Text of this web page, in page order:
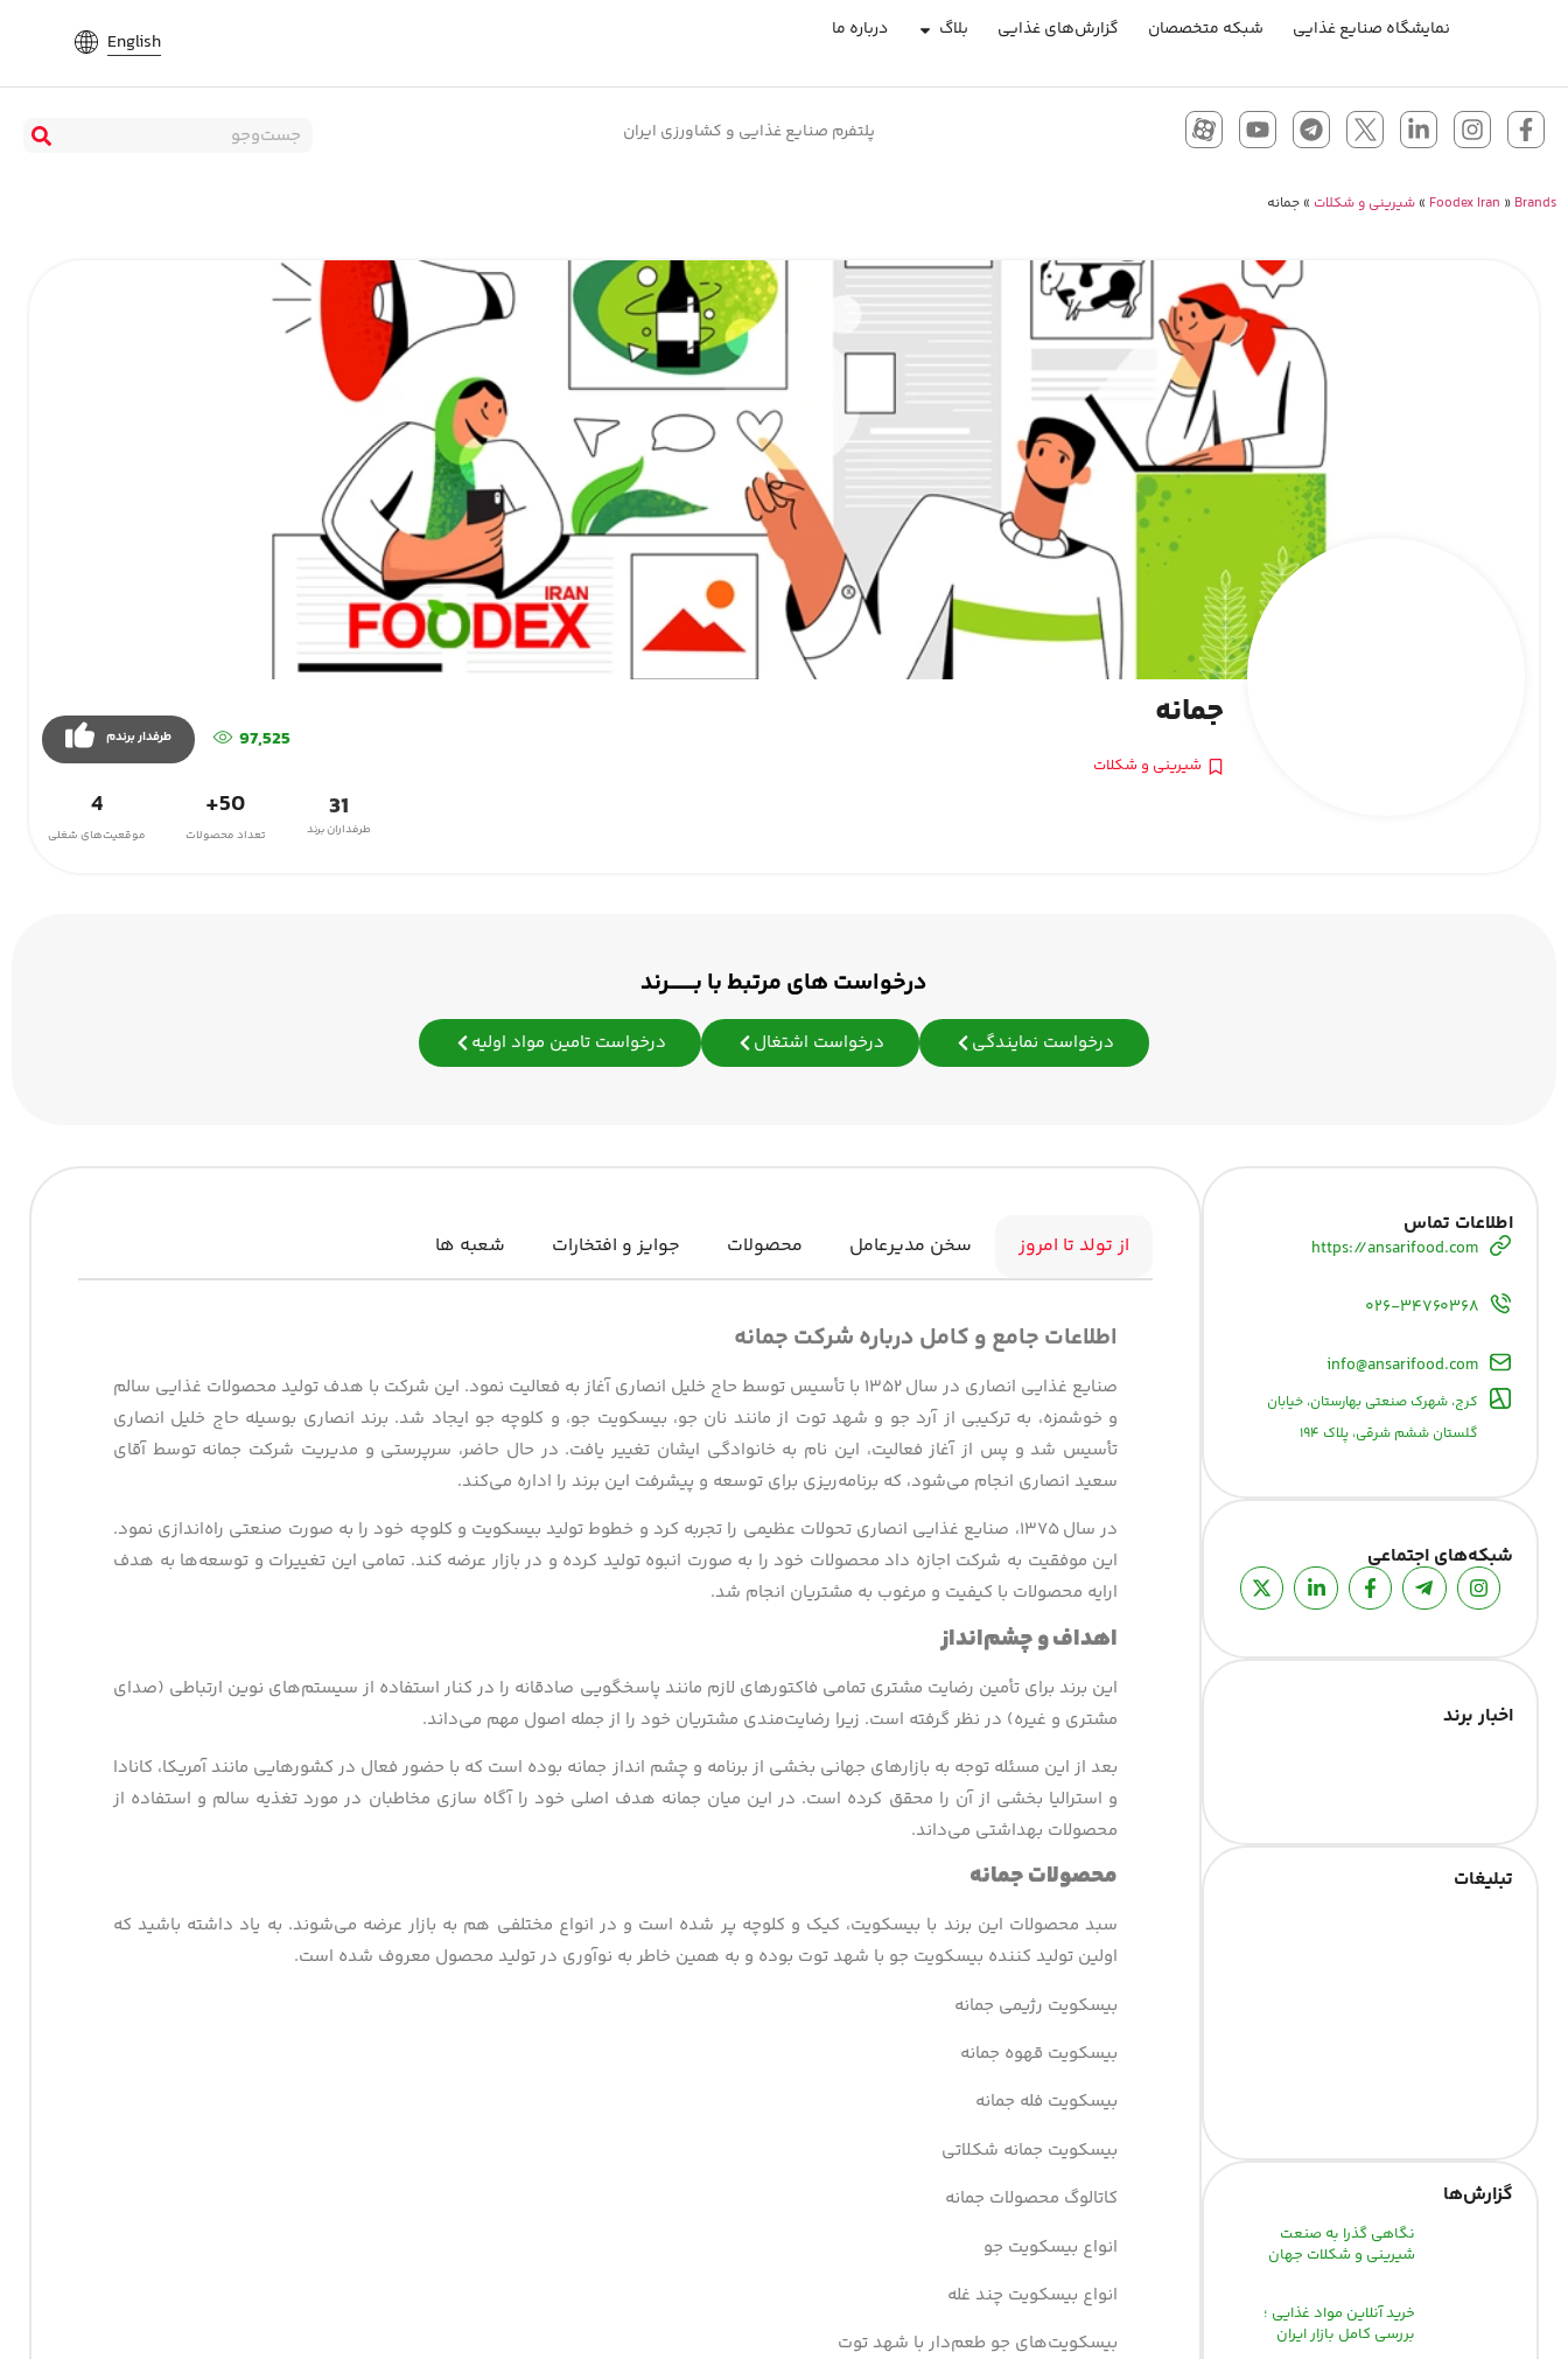
نمایشگاه صنایع غذایی شبکه متخصصان گزارش‌های غذایی بلاگ درباره ما English
پلتفرم صنایع غذایی و کشاورزی ایران
Foodex Iran » Brands
» شیرینی و شکلات » جمانه
جمانه
شیرینی و شکلات
طرفدار برندم 97,525
31
طرفداران برند
50+
تعداد محصولات
4
موقعیت‌های شغلی
درخواست های مرتبط با بـــــــرند
درخواست نمایندگی درخواست اشتغال درخواست تامین مواد اولیه
اطلاعات تماس
https://ansarifood.com
۰۲۶-۳۴۷۶۰۳۶۸
info@ansarifood.com
کرج، شهرک صنعتی بهارستان، خیابان
گلستان ششم شرقی، پلاک ۱۹۴
شبکه‌های اجتماعی
اخبار برند
تبلیغات
گزارش‌‌ها
نگاهی گذرا به صنعت
شیرینی و شکلات جهان
خرید آنلاین مواد غذایی ؛
بررسی کامل بازار ایران
از تولد تا امروز سخن مدیرعامل محصولات جوایز و افتخارات شعبه ها
اطلاعات جامع و کامل درباره شرکت جمانه
صنایع غذایی انصاری در سال ۱۳۵۲ با تأسیس توسط حاج خلیل انصاری آغاز به فعالیت نمود. این شرکت با هدف تولید محصولات غذایی سالم
و خوشمزه، به ترکیبی از آرد جو و شهد توت از مانند نان جو، بیسکویت جو، و کلوچه جو ایجاد شد. برند انصاری بوسیله حاج خلیل انصاری
تأسیس شد و پس از آغاز فعالیت، این نام به خانوادگی ایشان تغییر یافت. در حال حاضر، سرپرستی و مدیریت شرکت جمانه توسط آقای
سعید انصاری انجام می‌شود، که برنامه‌ریزی برای توسعه و پیشرفت این برند را اداره می‌کند.
در سال ۱۳۷۵، صنایع غذایی انصاری تحولات عظیمی را تجربه کرد و خطوط تولید بیسکویت و کلوچه خود را به صورت صنعتی راه‌اندازی نمود.
این موفقیت به شرکت اجازه داد محصولات خود را به صورت انبوه تولید کرده و در بازار عرضه کند. تمامی این تغییرات و توسعه‌ها به هدف
ارایه محصولات با کیفیت و مرغوب به مشتریان انجام شد.
اهداف و چشم‌­انداز
این برند برای تأمین رضایت مشتری تمامی فاکتورهای لازم مانند پاسخگویی صادقانه را در کنار استفاده از سیستم‌های نوین ارتباطی (صدای
مشتری و غیره) در نظر گرفته است. زیرا رضایت‌مندی مشتریان خود را از جمله اصول مهم می‌داند.
بعد از این مسئله توجه به بازارهای جهانی بخشی از برنامه و چشم انداز جمانه بوده است که با حضور فعال در کشورهایی مانند آمریکا، کانادا
و استرالیا بخشی از آن را محقق کرده است. در این میان جمانه هدف اصلی خود را آگاه سازی مخاطبان در مورد تغذیه سالم و استفاده از
محصولات بهداشتی می‌داند.
محصولات جمانه
سبد محصولات این برند با بیسکویت، کیک و کلوچه پر شده است و در انواع مختلفی هم به بازار عرضه می‌شوند. به یاد داشته باشید که
اولین تولید کننده بیسکویت جو با شهد توت بوده و به همین خاطر به نوآوری در تولید محصول معروف شده است.
بیسکویت رژیمی جمانه
بیسکویت قهوه جمانه
بیسکویت فله جمانه
بیسکویت جمانه شکلاتی
کاتالوگ محصولات جمانه
انواع بیسکویت جو
انواع بیسکویت چند غله
بیسکویت‌های جو طعم‌دار با شهد توت